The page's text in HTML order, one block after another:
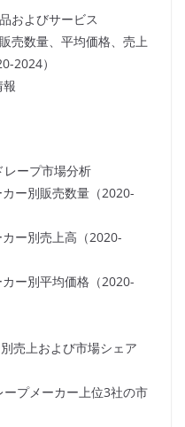
およびサービス
売数量、平均価格、売上
2024）
ープ市場分析
ー別販売数量（2020-
ー別売上高（2020-
ー別平均価格（2020-
売上および市場シェア
プメーカー上位3社の市